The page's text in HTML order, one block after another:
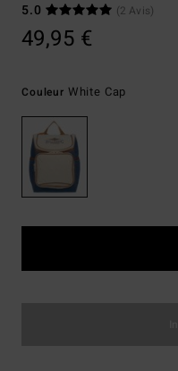
5.0
(2 Avis)
49,95 €
Couleur White Cap